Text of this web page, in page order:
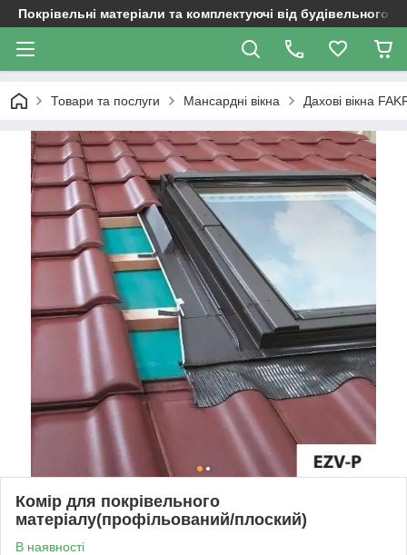
Покрівельні матеріали та комплектуючі від будівельного
Товари та послуги Мансардні вікна Дахові вікна
Комір для покрівельного
матеріалу(профільований/плоский)
В наявності